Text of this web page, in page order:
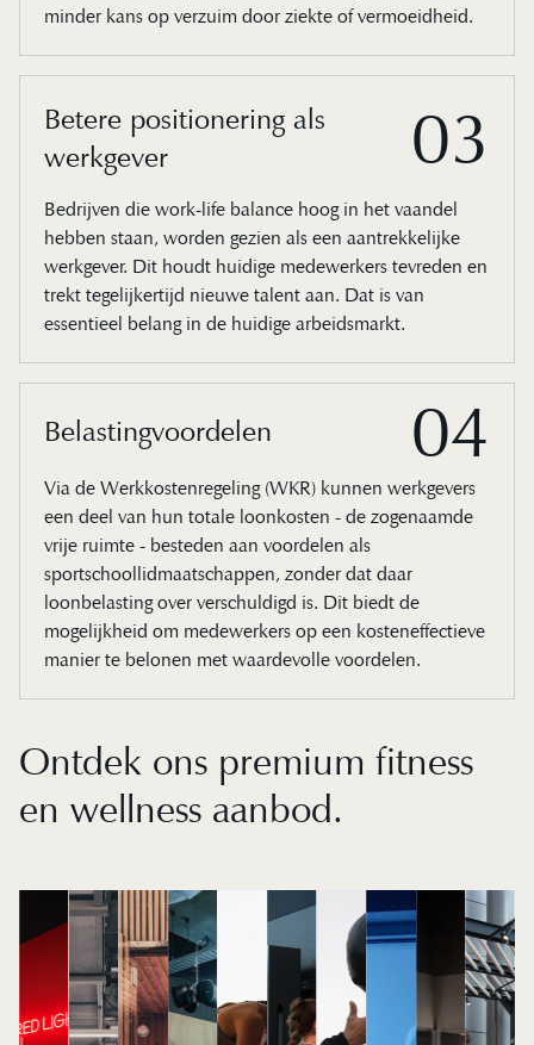
minder kans op verzuim door ziekte of vermoeidheid.
03
Betere positionering als
werkgever
Bedrijven die work-life balance hoog in het vaandel
hebben staan, worden gezien als een aantrekkelijke
werkgever. Dit houdt huidige medewerkers tevreden en
trekt tegelijkertijd nieuwe talent aan. Dat is van
essentieel belang in de huidige arbeidsmarkt.
04
Belastingvoordelen
Via de Werkkostenregeling (WKR) kunnen werkgevers
een deel van hun totale loonkosten - de zogenaamde
vrije ruimte - besteden aan voordelen als
sportschoollidmaatschappen, zonder dat daar
loonbelasting over verschuldigd is. Dit biedt de
mogelijkheid om medewerkers op een kosteneffectieve
manier te belonen met waardevolle voordelen.
Ontdek ons premium fitness
en wellness aanbod.